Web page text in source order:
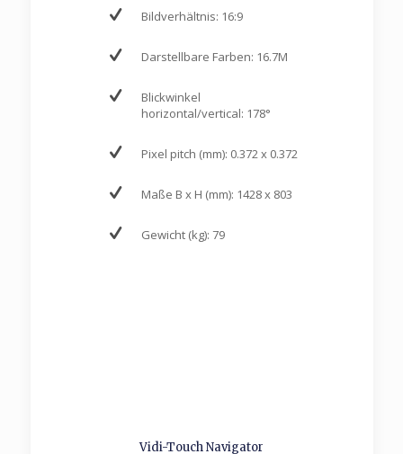
Bildverhältnis: 16:9
Darstellbare Farben: 16.7M
Blickwinkel
horizontal/vertical: 178°
Pixel pitch (mm): 0.372 x 0.372
Maße B x H (mm): 1428 x 803
Gewicht (kg): 79
Vidi-Touch Navigator